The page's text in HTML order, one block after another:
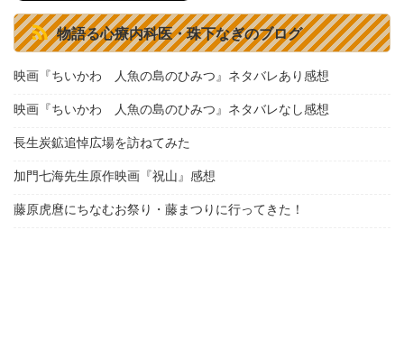
物語る心療内科医・珠下なぎのブログ
映画『ちいかわ 人魚の島のひみつ』ネタバレあり感想
映画『ちいかわ 人魚の島のひみつ』ネタバレなし感想
長生炭鉱追悼広場を訪ねてみた
加門七海先生原作映画『祝山』感想
藤原虎麿にちなむお祭り・藤まつりに行ってきた！